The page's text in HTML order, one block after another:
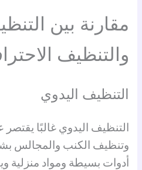
مقارنة بين
والتنظيف
التنظيف اليدوي
التنظيف اليدوي غالبًا
وتنظيف الكنب والمجالس
أدوات بسيطة ومواد منزلية